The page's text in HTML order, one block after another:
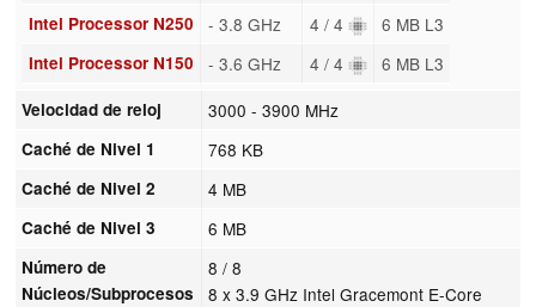
Intel Processor N250 - 3.8 GHz 4 / 4 6 MB L3
Intel Processor N150 - 3.6 GHz 4 / 4 6 MB L3
Velocidad de reloj 3000 - 3900 MHz
Caché de Nivel 1 768 KB
Caché de Nivel 2 4 MB
Caché de Nivel 3 6 MB
Número de
Núcleos/Subprocesos
8 / 8
8 x 3.9 GHz Intel Gracemont E-Core